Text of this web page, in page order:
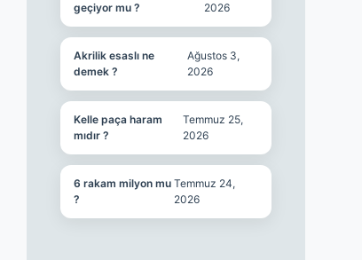
geçiyor mu ?
2026
Akrilik esaslı ne
demek ?
Ağustos 3,
2026
Kelle paça haram
mıdır ?
Temmuz 25,
2026
6 rakam milyon mu
?
Temmuz 24,
2026